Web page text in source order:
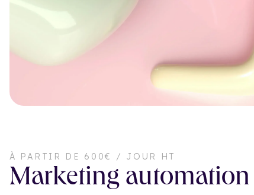
À PARTIR DE 600€ / JOUR HT
Marketing automation